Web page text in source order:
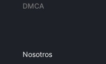
DMCA
Nosotros